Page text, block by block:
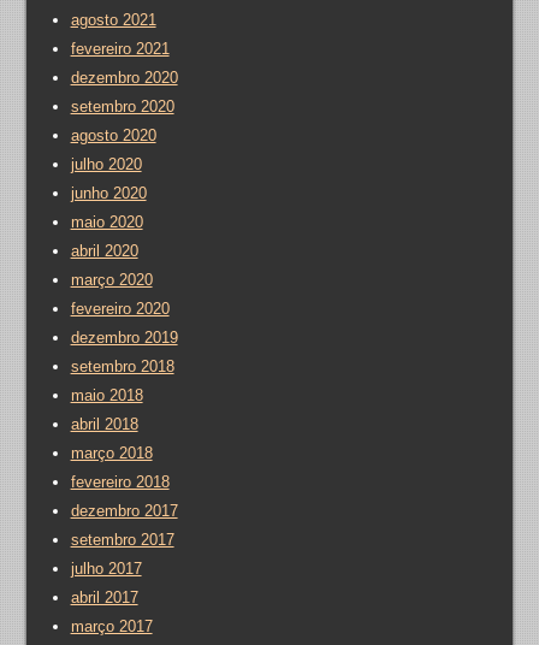
agosto 2021
fevereiro 2021
dezembro 2020
setembro 2020
agosto 2020
julho 2020
junho 2020
maio 2020
abril 2020
março 2020
fevereiro 2020
dezembro 2019
setembro 2018
maio 2018
abril 2018
março 2018
fevereiro 2018
dezembro 2017
setembro 2017
julho 2017
abril 2017
março 2017